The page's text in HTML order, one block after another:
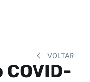
VOLTAR